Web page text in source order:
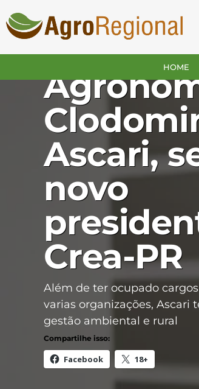
HOME
PARANÁ
Ascari,
novo
Crea-PR
Além de ter ocupado
varias organizações, Ascari
gestão ambiental e rural
Compartilhe isso:
Facebook 18+